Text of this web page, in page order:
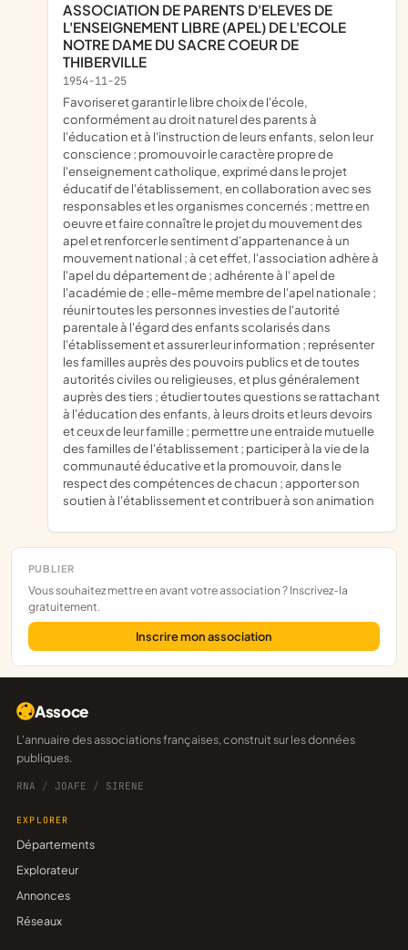
PUBLIER
Vous souhaitez mettre en avant votre association ? Inscrivez-la
gratuitement.
Inscrire mon association
ASSOCIATION DE PARENTS D'ELEVES DE
L'ENSEIGNEMENT LIBRE (APEL) DE L'ECOLE
NOTRE DAME DU SACRE COEUR DE
THIBERVILLE
1954-11-25
favoriser et garantir le libre choix de l'école,
conformément au droit naturel des parents à
l'éducation et à l'instruction de leurs enfants, selon leur
conscience ; promouvoir le caractère propre de
l'enseignement catholique, exprimé dans le projet
éducatif de l'établissement, en collaboration avec ses
responsables et les organismes concernés ; mettre en
oeuvre et faire connaître le projet du mouvement des
apel et renforcer le sentiment d'appartenance à un
mouvement national ; à cet effet, l'association adhère à
l'apel du département de ; adhérente à l' apel de
l'académie de ; elle-même membre de l'apel nationale ;
réunir toutes les personnes investies de l'autorité
parentale à l'égard des enfants scolarisés dans
l'établissement et assurer leur information ; représenter
les familles auprès des pouvoirs publics et de toutes
autorités civiles ou religieuses, et plus généralement
auprès des tiers ; étudier toutes questions se rattachant
à l'éducation des enfants, à leurs droits et leurs devoirs
et ceux de leur famille ; permettre une entraide mutuelle
des familles de l'établissement ; participer à la vie de la
communauté éducative et la promouvoir, dans le
respect des compétences de chacun ; apporter son
soutien à l'établissement et contribuer à son animation
Assoce
L'annuaire des associations françaises, construit sur les données
publiques.
RNA / JOAFE / SIRENE
EXPLORER
Départements
Explorateur
Annonces
Réseaux